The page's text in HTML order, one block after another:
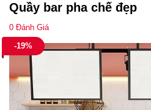
Quầy bar pha chế đẹp
0 Đánh Giá
-19%